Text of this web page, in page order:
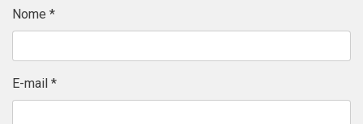
Nome *
E-mail *